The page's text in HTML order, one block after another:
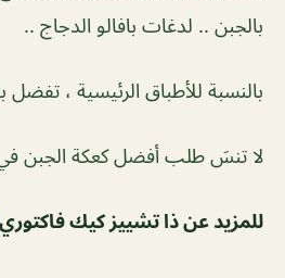
بالجبن .. لدغات بافالو الدجاج ..
بالنسبة للأطباق الرئيسية ، تفضل
لا تنسَ طلب أفضل كعكة الجبن في
للمزيد عن ذا تشييز كيك فاكتوري